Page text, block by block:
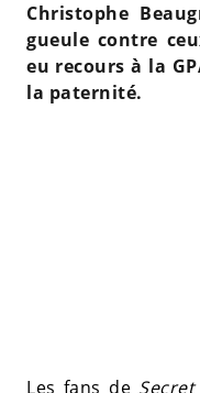
Christophe
gueule contre
eu recours à la
la paternité.
Les fans de